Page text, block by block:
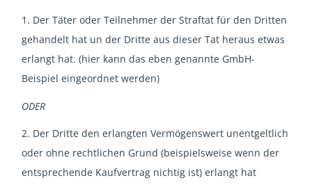
Der Täter oder Teilnehmer der Straftat für den Dritten
gehandelt hat un der Dritte aus dieser Tat heraus etwas
erlangt hat. (hier kann das eben genannte GmbH-
Beispiel eingeordnet werden)
ODER
Der Dritte den erlangten Vermögenswert unentgeltlich
oder ohne rechtlichen Grund (beispielsweise wenn der
entsprechende Kaufvertrag nichtig ist) erlangt hat